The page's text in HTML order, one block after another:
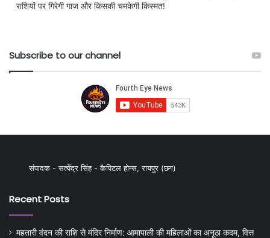
राशियों पर गिरेगी गाज और किसकी चमकेगी किस्मत!
Subscribe to our channel
संपादक - सत्येंद्र सिंह - कैपिटल होम्स, रायपुर (छग)
Recent Posts
महतारी वंदन की राशि से मंदिर निर्माण: आमापाली की महिलाओं का अनूठा कदम, वित्त